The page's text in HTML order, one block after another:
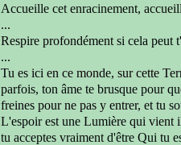
Accueille cet enracinement,
...
Respire profondément si cela peut
...
Tu es ici en ce monde, sur cette
parfois, ton âme te brusque pour
freines pour ne pas y entrer, et tu
L'espoir est une Lumière qui vient
tu acceptes vraiment d'être Qui tu